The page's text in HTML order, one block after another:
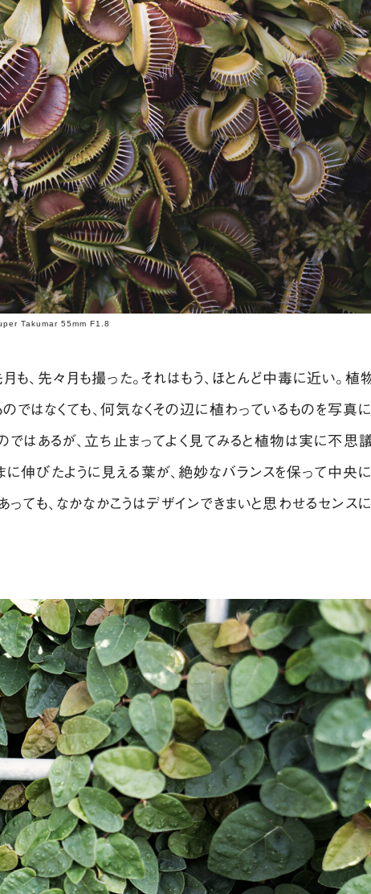
Takumar 55mm F1.8
、先々月も撮った。それはもう、ほとんど中毒に近い。植
のではなくても、何気なくその辺に植わっているものを写真
ではあるが、立ち止まってよく見てみると植物は実に不思
に伸びたように見える葉が、絶妙なバランスを保って中央
ても、なかなかこうはデザインできまいと思わせるセンス